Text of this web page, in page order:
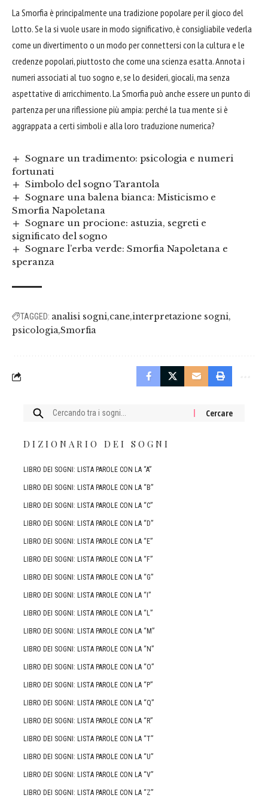
La Smorfia è principalmente una tradizione popolare per il gioco del
Lotto. Se la si vuole usare in modo significativo, è consigliabile vederla
come un divertimento o un modo per connettersi con la cultura e le
credenze popolari, piuttosto che come una scienza esatta. Annota i
numeri associati al tuo sogno e, se lo desideri, giocali, ma senza
aspettative di arricchimento. La Smorfia può anche essere un punto di
partenza per una riflessione più ampia: perché la tua mente si è
aggrappata a certi simboli e alla loro traduzione numerica?
Sognare un tradimento: psicologia e numeri
fortunati
Simbolo del sogno Tarantola
Sognare una balena bianca: Misticismo e
Smorfia Napoletana
Sognare un procione: astuzia, segreti e
significato del sogno
Sognare l’erba verde: Smorfia Napoletana e
speranza
TAGGED: analisi sogni cane interpretazione sogni
psicologia Smorfia
Cercare:
DIZIONARIO DEI SOGNI
LIBRO DEI SOGNI: LISTA PAROLE CON LA “A”
LIBRO DEI SOGNI: LISTA PAROLE CON LA “B”
LIBRO DEI SOGNI: LISTA PAROLE CON LA “C”
LIBRO DEI SOGNI: LISTA PAROLE CON LA “D”
LIBRO DEI SOGNI: LISTA PAROLE CON LA “E”
LIBRO DEI SOGNI: LISTA PAROLE CON LA “F”
LIBRO DEI SOGNI: LISTA PAROLE CON LA “G”
LIBRO DEI SOGNI: LISTA PAROLE CON LA “I”
LIBRO DEI SOGNI: LISTA PAROLE CON LA “L”
LIBRO DEI SOGNI: LISTA PAROLE CON LA “M”
LIBRO DEI SOGNI: LISTA PAROLE CON LA “N”
LIBRO DEI SOGNI: LISTA PAROLE CON LA “O”
LIBRO DEI SOGNI: LISTA PAROLE CON LA “P”
LIBRO DEI SOGNI: LISTA PAROLE CON LA “Q”
LIBRO DEI SOGNI: LISTA PAROLE CON LA “R”
LIBRO DEI SOGNI: LISTA PAROLE CON LA “T”
LIBRO DEI SOGNI: LISTA PAROLE CON LA “U”
LIBRO DEI SOGNI: LISTA PAROLE CON LA “V”
LIBRO DEI SOGNI: LISTA PAROLE CON LA “Z”